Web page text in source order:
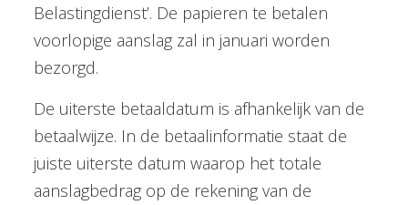
Belastingdienst’. De papieren te betalen
voorlopige aanslag zal in januari worden
bezorgd.
De uiterste betaaldatum is afhankelijk van de
betaalwijze. In de betaalinformatie staat de
juiste uiterste datum waarop het totale
aanslagbedrag op de rekening van de